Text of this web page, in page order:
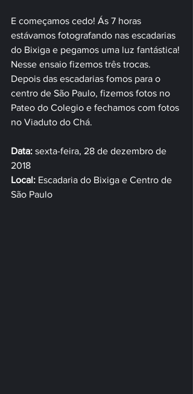
E começamos cedo! Ás 7 horas
estávamos fotografando nas escadarias
do Bixiga e pegamos uma luz fantástica!
Nesse ensaio fizemos três trocas.
Depois das escadarias fomos para o
centro de São Paulo, fizemos fotos no
Pateo do Colegio e fechamos com fotos
no Viaduto do Chá.
Data: sexta-feira, 28 de dezembro de
2018
Local: Escadaria do Bixiga e Centro de
São Paulo